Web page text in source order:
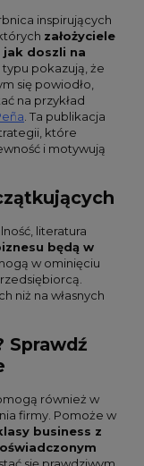
inspirujących
założyciele
doszli na
typu pokazują, że
się powiodło,
na przykład
. Ta publikacja
które
i motywują
literatura
będą w
w ominięciu
niż na własnych
Sprawdź
również w
firmy. Pomoże w
business z